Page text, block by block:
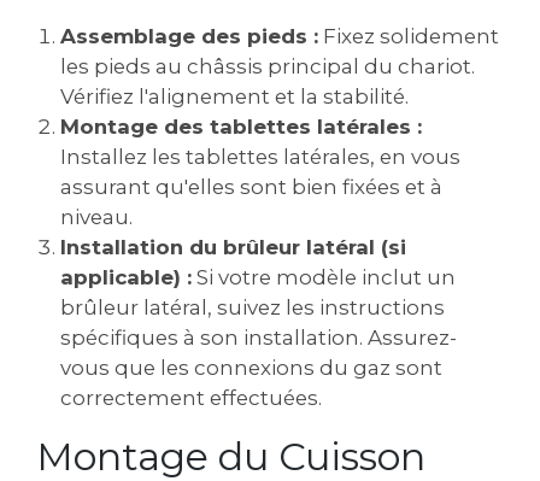
Assemblage des pieds : Fixez solidement
les pieds au châssis principal du chariot.
Vérifiez l'alignement et la stabilité.
Montage des tablettes latérales :
Installez les tablettes latérales, en vous
assurant qu'elles sont bien fixées et à
niveau.
Installation du brûleur latéral (si
applicable) : Si votre modèle inclut un
brûleur latéral, suivez les instructions
spécifiques à son installation. Assurez-
vous que les connexions du gaz sont
correctement effectuées.
Montage du Cuisson